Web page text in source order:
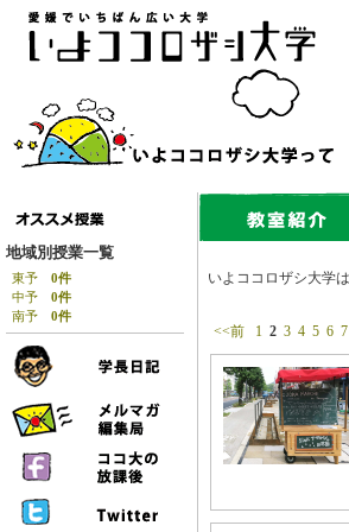
地域別授業一覧
東予 0件
中予 0件
南予 0件
いよココロザシ大学
<<前 1 2 3 4 5 6 7